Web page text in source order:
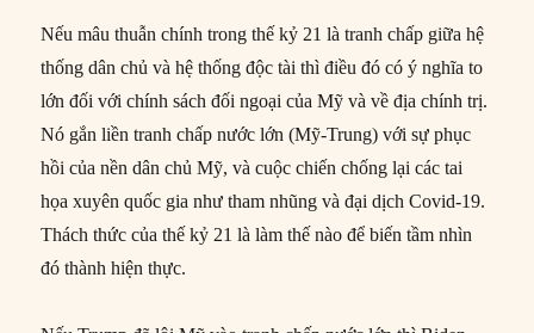
Nếu mâu thuẫn chính trong thế kỷ 21 là tranh chấp giữa hệ
thống dân chủ và hệ thống độc tài thì điều đó có ý nghĩa to
lớn đối với chính sách đối ngoại của Mỹ và về địa chính trị.
Nó gắn liền tranh chấp nước lớn (Mỹ-Trung) với sự phục
hồi của nền dân chủ Mỹ, và cuộc chiến chống lại các tai
họa xuyên quốc gia như tham nhũng và đại dịch Covid-19.
Thách thức của thế kỷ 21 là làm thế nào để biến tầm nhìn
đó thành hiện thực.